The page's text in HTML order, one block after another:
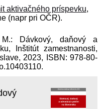
aktivačného príspevku,
(napr pri OČR).
Dávkový, daňový a
Inštitút zamestnanosti,
2023, ISBN: 978-80-